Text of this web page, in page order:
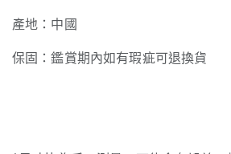
產地：中國
保固：鑑賞期內如有瑕疵可退換貨